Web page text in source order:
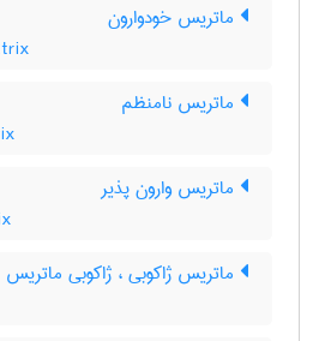
ماتریس خودوارون
ماتریس نامنظم
ماتریس وارون پذیر
ماتریس ژاکوبی ، ژاکوبی ماتریس